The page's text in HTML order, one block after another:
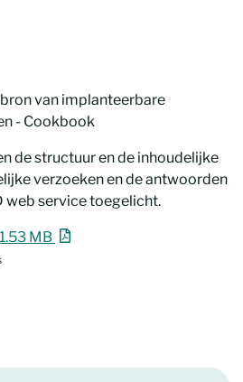
van implanteerbare
- Cookbook
de structuur en de inhoudelijke
verzoeken en de antwoorden
web service toegelicht.
van implanteerbare medische
MB Nieuw venster